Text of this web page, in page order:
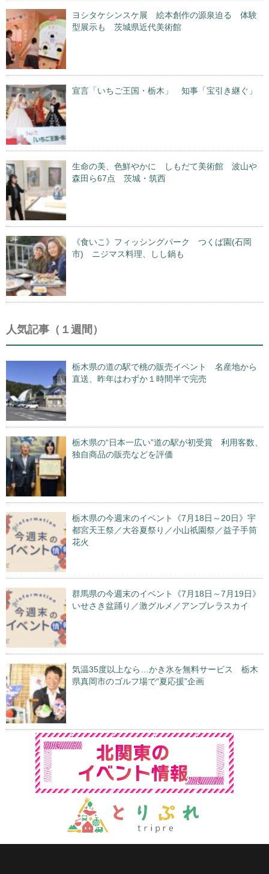
ヨシタケシンスケ展 絵本創作の源泉迫る 体験
型展示も 茨城県近代美術館
宣言「いちご王国・栃木」 知事「宝引き継ぐ」
生命の美、色鮮やかに しもだて美術館 波山や
森田ら67点 茨城・筑西
《食いこ》フィッシングパーク つくば園(石岡
市) ニジマス料理、しし鍋も
人気記事（１週間）
栃木県の道の駅で桃の販売イベント 名産地から
直送、昨年はわずか１時間半で完売
栃木県の“日本一広い”道の駅が初受賞 利用客数、
独自商品の販売などを評価
栃木県の今週末のイベント《7月18日～20日》宇
都宮天王祭／大谷夏祭り／小山祇園祭／益子手筒
花火
群馬県の今週末のイベント《7月18日～7月19日》
いせさき盆踊り／激グルメ／アンブレラスカイ
気温35度以上なら…かき氷を無料サービス 栃木
県真岡市のゴルフ場で“夏応援”企画